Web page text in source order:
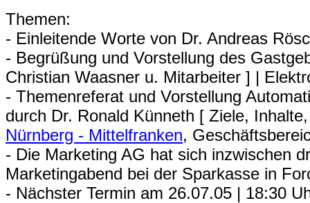
Themen:
- Einleitende Worte von Dr. Andreas
- Begrüßung und Vorstellung des
Christian Waasner u. Mitarbeiter ] |
- Themenreferat und Vorstellung
durch Dr. Ronald Künneth [ Ziele,
Nürnberg - Mittelfranken,
- Die Marketing AG hat sich inzwischen
Marketingabend bei der Sparkasse in
- Nächster Termin am 26.07.05 | 18:30